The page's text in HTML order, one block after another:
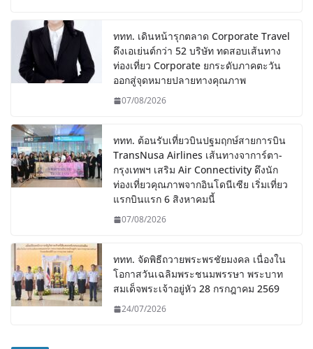
ททท. เดินหน้ารุกตลาด Corporate Travel
ดึงเอเย่นต์กว่า 52 บริษัท ทดสอบเส้นทาง
ท่องเที่ยว Corporate ยกระดับภาคตะวัน
ออกสู่จุดหมายปลายทางคุณภาพ
07/08/2026
ททท. ต้อนรับเที่ยวบินปฐมฤกษ์สายการบิน
TransNusa Airlines เส้นทางจาการ์ตา-
กรุงเทพฯ เสริม Air Connectivity ดึงนัก
ท่องเที่ยวคุณภาพจากอินโดนีเซีย เริ่มเที่ยว
แรกบินแรก 6 สิงหาคมนี้
07/08/2026
ททท. จัดพิธีถวายพระพรชัยมงคล เนื่องใน
โอกาสวันเฉลิมพระชนมพรรษา พระบาท
สมเด็จพระเจ้าอยู่หัว 28 กรกฎาคม 2569
24/07/2026